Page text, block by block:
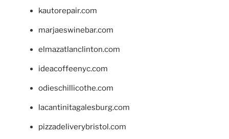
kautorepair.com
marjaeswinebar.com
elmazatlanclinton.com
ideacoffeenyc.com
odieschillicothe.com
lacantinitagalesburg.com
pizzadeliverybristol.com